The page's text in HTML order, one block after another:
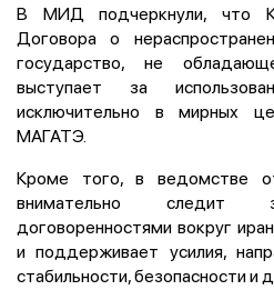
В МИД подчеркнули, что
Договора о
государство, не
выступает за
исключительно в мирных
МАГАТЭ.
Кроме того, в ведомстве
внимательно следит
договоренностями вокруг
и поддерживает усилия,
стабильности, безопасности и